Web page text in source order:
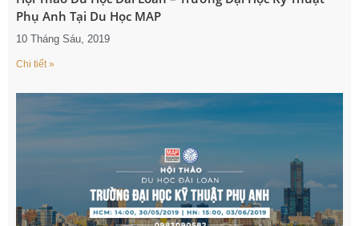
Phụ Anh Tại Du Học MAP
10 Tháng Sáu, 2019
Chi tiết »